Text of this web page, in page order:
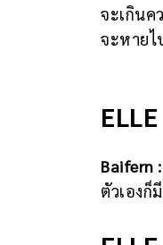
จะเกินค
จะหายไ
Baifern :
ตัวเอง